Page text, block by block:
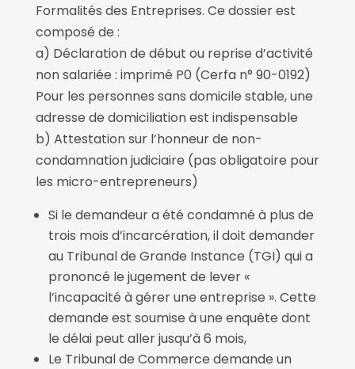
Formalités des Entreprises. Ce dossier est
composé de :
a) Déclaration de début ou reprise d’activité
non salariée : imprimé P0 (Cerfa n° 90-0192)
Pour les personnes sans domicile stable, une
adresse de domiciliation est indispensable
b) Attestation sur l’honneur de non-
condamnation judiciaire (pas obligatoire pour
les micro-entrepreneurs)
Si le demandeur a été condamné à plus de
trois mois d’incarcération, il doit demander
au Tribunal de Grande Instance (TGI) qui a
prononcé le jugement de lever «
l’incapacité à gérer une entreprise ». Cette
demande est soumise à une enquête dont
le délai peut aller jusqu’à 6 mois,
Le Tribunal de Commerce demande un